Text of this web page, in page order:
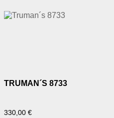
TRUMAN´S 8733
330,00 €